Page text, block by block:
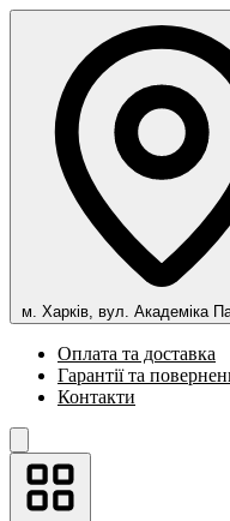
м. Харків, вул. Академіка
Оплата та доставка
Гарантії та
Контакти